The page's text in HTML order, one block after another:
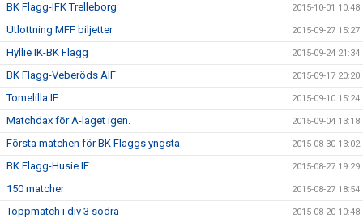
BK Flagg-IFK Trelleborg 2015-10-01 10:48
Utlottning MFF biljetter 2015-09-27 15:27
Hyllie IK-BK Flagg 2015-09-24 21:34
BK Flagg-Veberöds AIF 2015-09-17 20:20
Tomelilla IF 2015-09-10 15:24
Matchdax för A-laget igen. 2015-09-04 13:18
Första matchen för BK Flaggs yngsta 2015-08-30 13:02
BK Flagg-Husie IF 2015-08-27 19:29
150 matcher 2015-08-27 18:54
Toppmatch i div 3 södra 2015-08-20 10:48